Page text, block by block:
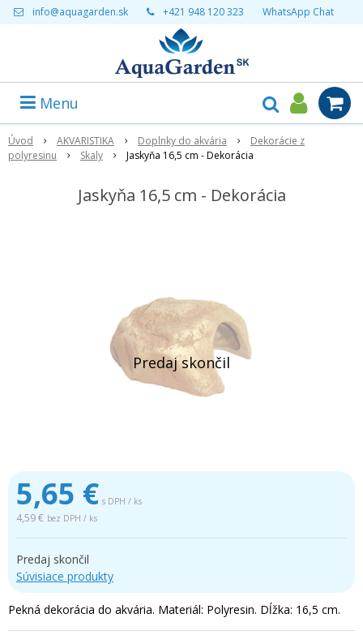
info@aquagarden.sk +421 948 120 323 WhatsApp Chat
Menu
Úvod AKVARISTIKA Doplnky do akvária
Dekorácie z
polyresinu
Skaly Jaskyňa 16,5 cm - Dekorácia
Jaskyňa 16,5 cm - Dekorácia
5,65 € s DPH / ks
4,59 € bez DPH / ks
Predaj skončil
Súvisiace produkty
Pekná dekorácia do akvária. Materiál: Polyresin. Dĺžka: 16,5 cm.